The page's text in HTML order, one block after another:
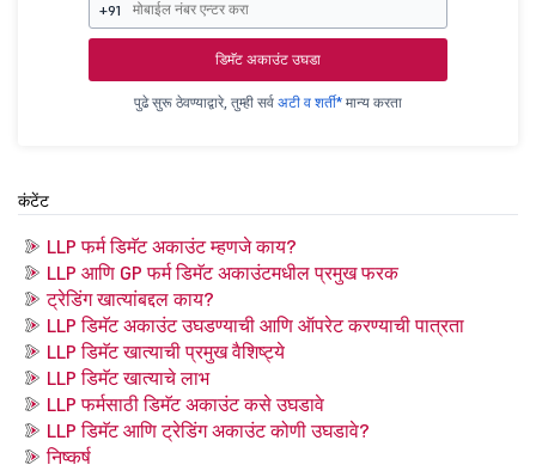
+91
डिमॅट अकाउंट उघडा
पुढे सुरू ठेवण्याद्वारे, तुम्ही सर्व अटी व शर्ती* मान्य करता
कंटेंट
LLP फर्म डिमॅट अकाउंट म्हणजे काय?
LLP आणि GP फर्म डिमॅट अकाउंटमधील प्रमुख फरक
ट्रेडिंग खात्यांबद्दल काय?
LLP डिमॅट अकाउंट उघडण्याची आणि ऑपरेट करण्याची पात्रता
LLP डिमॅट खात्याची प्रमुख वैशिष्ट्ये
LLP डिमॅट खात्याचे लाभ
LLP फर्मसाठी डिमॅट अकाउंट कसे उघडावे
LLP डिमॅट आणि ट्रेडिंग अकाउंट कोणी उघडावे?
निष्कर्ष